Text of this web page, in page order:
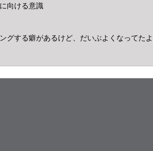
向ける意識
グする癖があるけど、だいぶよくなってた